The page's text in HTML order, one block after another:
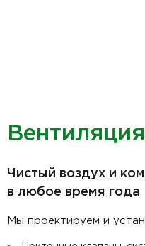
Чистый воздух и
в любое время года
Мы проектируем и